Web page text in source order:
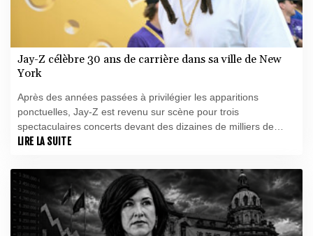
Jay-Z célèbre 30 ans de carrière dans sa ville de New
York
Après des années passées à privilégier les apparitions
ponctuelles, Jay-Z est revenu sur scène pour trois
spectaculaires concerts devant des dizaines de milliers de
personnes dans sa ville de New York, le dernier perturbé par
LIRE LA SUITE